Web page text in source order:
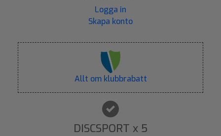
Logga in
Skapa konto
Allt om klubbrabatt
DISCSPORT x 5